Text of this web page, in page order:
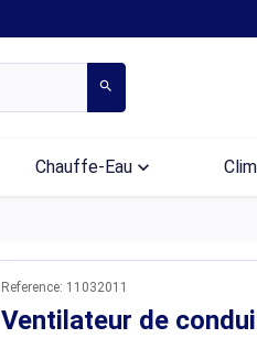
search
Chauffe-Eau keyboard_arrow_down
Reference: 11032011
Ventilateur de